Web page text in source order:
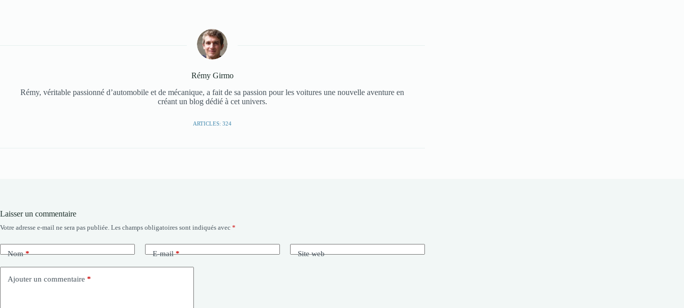
Rémy Girmo
Rémy, véritable passionné d’automobile et de mécanique, a fait de sa passion pour les voitures une nouvelle aventure en
créant un blog dédié à cet univers.
ARTICLES: 324
Laisser un commentaire
Votre adresse e-mail ne sera pas publiée. Les champs obligatoires sont indiqués avec *
Nom* E-mail* Site web
Ajouter un commentaire *